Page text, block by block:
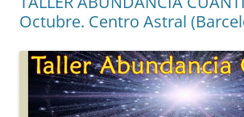
Octubre. Centro Astral